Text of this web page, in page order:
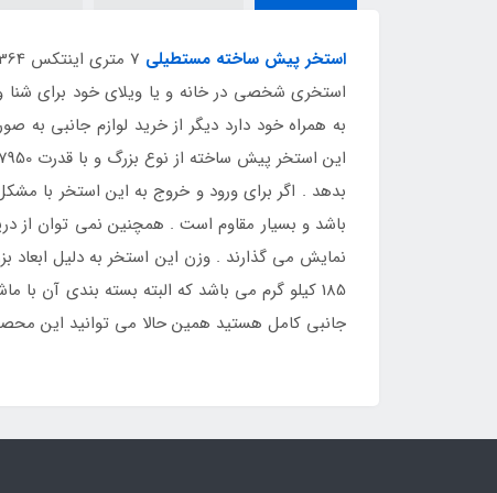
استخر پیش ساخته مستطیلی
استخری شخصی در خانه و یا ویلای خود برای شنا
بدهد . اگر برای ورود و خروج به این استخر با
باشد و بسیار مقاوم است . همچنین نمی توان از
نمایش می گذارند . وزن این استخر به دلیل
185 کیلو گرم می باشد که البته بسته بندی آن
جانبی کامل هستید همین حالا می توانید این